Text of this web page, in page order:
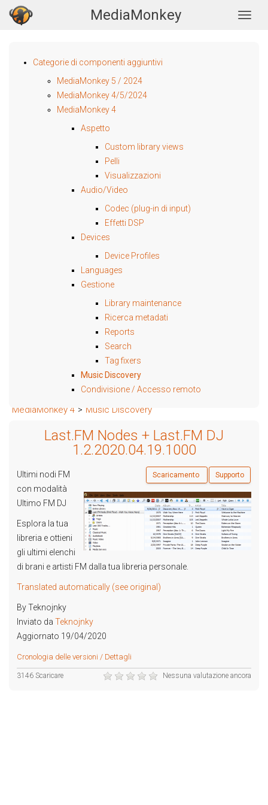
MediaMonkey
MediaMonkey 4 > Music Discovery
Last.FM Nodes + Last.FM DJ
1.2.2020.04.19.1000
Scaricamento Supporto
Ultimi nodi FM
con modalità
Ultimo FM DJ
Esplora la tua
libreria e ottieni
gli ultimi elenchi
di brani e artisti FM dalla tua libreria personale.
Translated automatically (see original)
By Teknojnky
Inviato da Teknojnky
Aggiornato 19/04/2020
Cronologia delle versioni / Dettagli
Nessuna valutazione ancora
3146 Scaricare
Categorie di componenti aggiuntivi
MediaMonkey 5 / 2024
MediaMonkey 4/5/2024
MediaMonkey 4
Aspetto
Custom library views
Pelli
Visualizzazioni
Audio/Video
Codec (plug-in di input)
Effetti DSP
Devices
Device Profiles
Languages
Gestione
Library maintenance
Ricerca metadati
Reports
Search
Tag fixers
Music Discovery
Condivisione / Accesso remoto